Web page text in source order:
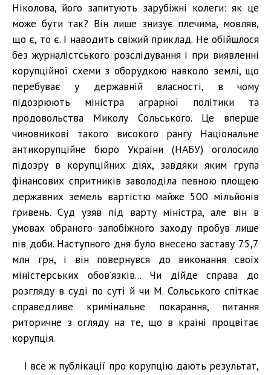
Ніколова, його запитують зарубіжні колеги: як це
може бути так? Він лише знизує плечима, мовляв,
що є, то є. І наводить свіжий приклад. Не обійшлося
без журналістського розслідування і при виявленні
корупційної схеми з оборудкою навколо землі, що
перебуває у державній власності, в чому
підозрюють міністра аграрної політики та
продовольства Миколу Сольського. Це вперше
чиновникові такого високого рангу Національне
антикорупційне бюро України (НАБУ) оголосило
підозру в корупційних діях, завдяки яким група
фінансових спритників заволоділа певною площею
державних земель вартістю майже 500 мільйонів
гривень. Суд узяв під варту міністра, але він в
умовах обраного запобіжного заходу пробув лише
пів доби. Наступного дня було внесено заставу 75,7
млн грн, і він повернувся до виконання своїх
міністерських обов’язків... Чи дійде справа до
розгляду в суді по суті й чи М. Сольського спіткає
справедливе кримінальне покарання, питання
риторичне з огляду на те, що в країні процвітає
корупція.
І все ж публікації про корупцію дають результат,